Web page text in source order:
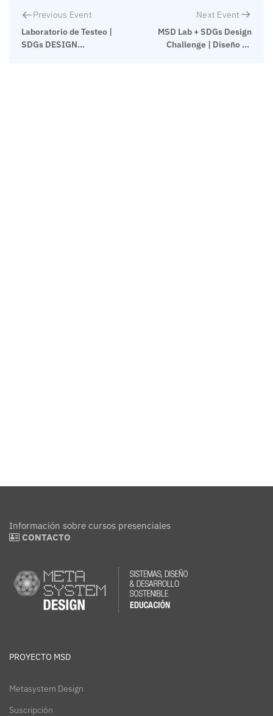
Previous Event
Laboratorio de Testeo |
SDGs DESIGN
Next Event
MSD Lab + SDGs Design
Challenge | Diseño de
Información sobre cursos presenciales
CONTACTO
PROYECTO MSD
Metasystem Design
Suscripción